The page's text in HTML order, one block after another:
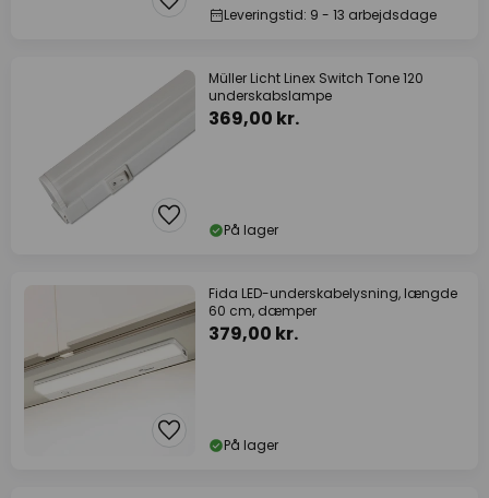
Leveringstid: 9 - 13 arbejdsdage
Müller Licht Linex Switch Tone 120
underskabslampe
369,00 kr.
På lager
Fida LED-underskabelysning, længde
60 cm, dæmper
379,00 kr.
På lager